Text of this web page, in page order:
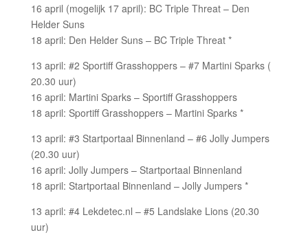
16 april (mogelijk 17 april): BC Triple Threat – Den
Helder Suns
18 april: Den Helder Suns – BC Triple Threat *
13 april: #2 Sportiff Grasshoppers – #7 Martini Sparks (
20.30 uur)
16 april: Martini Sparks – Sportiff Grasshoppers
18 april: Sportiff Grasshoppers – Martini Sparks *
13 april: #3 Startportaal Binnenland – #6 Jolly Jumpers
(20.30 uur)
16 april: Jolly Jumpers – Startportaal Binnenland
18 april: Startportaal Binnenland – Jolly Jumpers *
13 april: #4 Lekdetec.nl – #5 Landslake Lions (20.30
uur)